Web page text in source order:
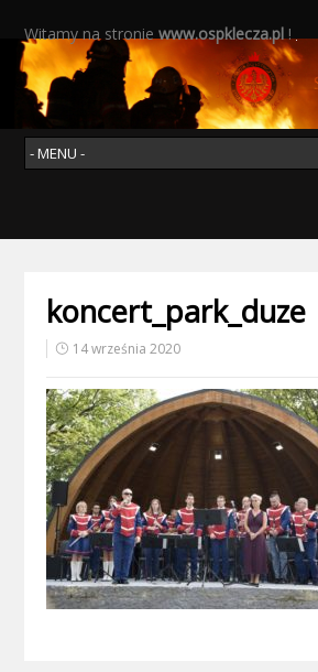
Witamy na stroniewww.ospklecza.pl!
koncert_park_duze
14 września 2020